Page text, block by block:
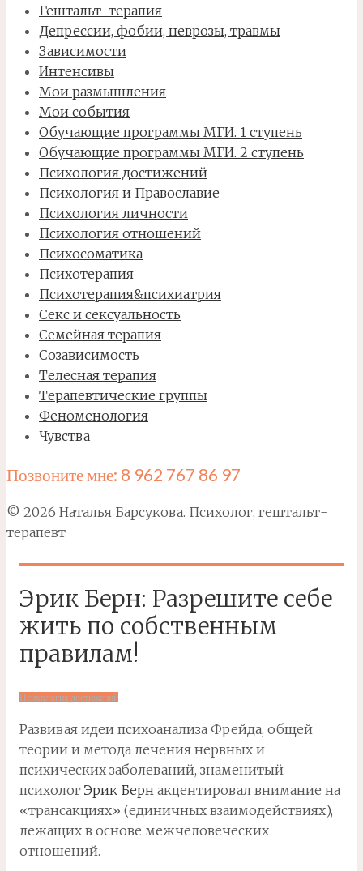
Гештальт-терапия
Депрессии, фобии, неврозы, травмы
Зависимости
Интенсивы
Мои размышления
Мои события
Обучающие программы МГИ. 1 ступень
Обучающие программы МГИ. 2 ступень
Психология достижений
Психология и Православие
Психология личности
Психология отношений
Психосоматика
Психотерапия
Психотерапия&психиатрия
Секс и сексуальность
Семейная терапия
Созависимость
Телесная терапия
Терапевтические группы
Феноменология
Чувства
Позвоните мне: 8 962 767 86 97
© 2026 Наталья Барсукова. Психолог, гештальт-
терапевт
Эрик Берн: Разрешите себе
жить по собственным
правилам!
Психология достижений
Развивая идеи психоанализа Фрейда, общей
теории и метода лечения нервных и
психических заболеваний, знаменитый
психолог Эрик Берн акцентировал внимание на
«трансакциях» (единичных взаимодействиях),
лежащих в основе межчеловеческих
отношений.